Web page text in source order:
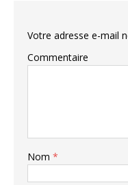
Votre adresse e-mail
Commentaire
Nom *